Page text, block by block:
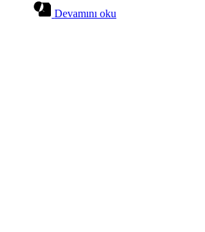
Devamını oku